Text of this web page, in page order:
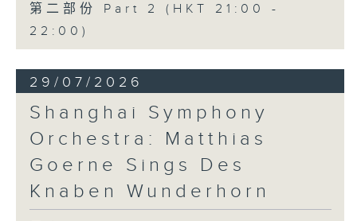
第二部份 Part 2 (HKT 21:00 -
22:00)
29/07/2026
Shanghai Symphony
Orchestra: Matthias
Goerne Sings Des
Knaben Wunderhorn